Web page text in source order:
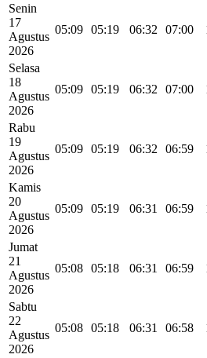
Senin
17
Agustus
2026
05:09 05:19 06:32 07:00
Selasa
18
Agustus
2026
05:09 05:19 06:32 07:00
Rabu
19
Agustus
2026
05:09 05:19 06:32 06:59
Kamis
20
Agustus
2026
05:09 05:19 06:31 06:59
Jumat
21
Agustus
2026
05:08 05:18 06:31 06:59
Sabtu
22
Agustus
2026
05:08 05:18 06:31 06:58